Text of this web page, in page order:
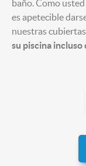
baño. Como
es apetecible
nuestras
su piscina